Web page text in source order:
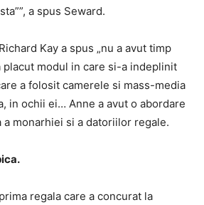
a spus Seward.
Kay a spus „nu a avut timp
placut modul in care si-a indeplinit
a folosit camerele si mass-media
in ochii ei… Anne a avut o abordare
a monarhiei si a datoriilor regale.
regala care a concurat la